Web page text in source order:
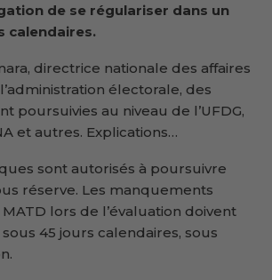
de se régulariser dans un
calendaires.
directrice nationale des affaires
électorale, des
poursuivies au niveau de l’UFDG,
et autres. Explications…
sont autorisés à poursuivre
réserve. Les manquements
lors de l’évaluation doivent
45 jours calendaires, sous